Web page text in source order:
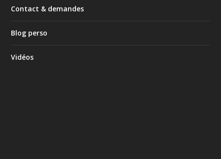
Contact & demandes
Blog perso
Vidéos